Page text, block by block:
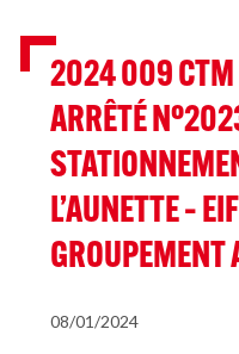
2024 009 CTM
ARRÊTÉ
L’AUNETTE –
GROUPEMENT
08/01/2024